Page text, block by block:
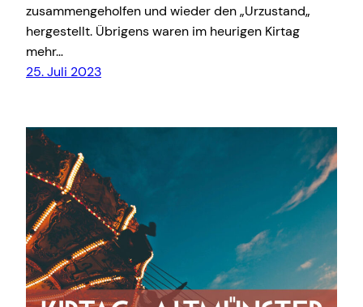
zusammengeholfen und wieder den „Urzustand„
hergestellt. Übrigens waren im heurigen Kirtag
mehr…
25. Juli 2023